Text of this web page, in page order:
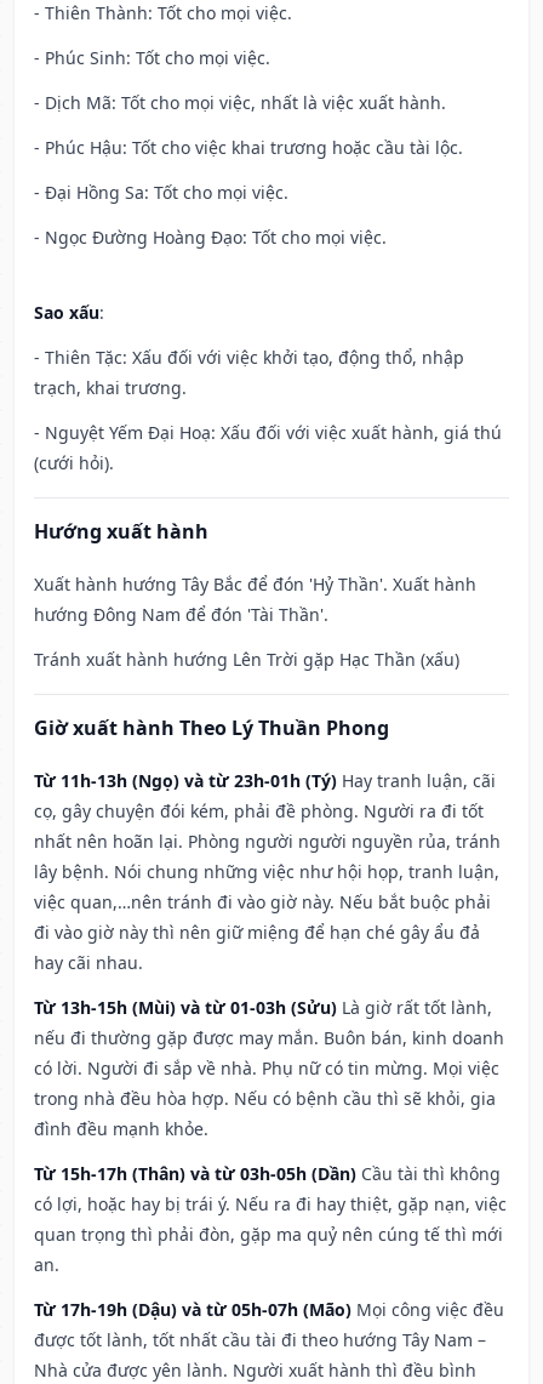
- Thiên Thành: Tốt cho mọi việc.
- Phúc Sinh: Tốt cho mọi việc.
- Dịch Mã: Tốt cho mọi việc, nhất là việc xuất hành.
- Phúc Hậu: Tốt cho việc khai trương hoặc cầu tài lộc.
- Đại Hồng Sa: Tốt cho mọi việc.
- Ngọc Đường Hoàng Đạo: Tốt cho mọi việc.
Sao xấu:
- Thiên Tặc: Xấu đối với việc khởi tạo, động thổ, nhập
trạch, khai trương.
- Nguyệt Yếm Đại Hoạ: Xấu đối với việc xuất hành, giá thú
(cưới hỏi).
Hướng xuất hành
Xuất hành hướng Tây Bắc để đón 'Hỷ Thần'. Xuất hành
hướng Đông Nam để đón 'Tài Thần'.
Tránh xuất hành hướng Lên Trời gặp Hạc Thần (xấu)
Giờ xuất hành Theo Lý Thuần Phong
Từ 11h-13h (Ngọ) và từ 23h-01h (Tý) Hay tranh luận, cãi
cọ, gây chuyện đói kém, phải đề phòng. Người ra đi tốt
nhất nên hoãn lại. Phòng người người nguyền rủa, tránh
lây bệnh. Nói chung những việc như hội họp, tranh luận,
việc quan,…nên tránh đi vào giờ này. Nếu bắt buộc phải
đi vào giờ này thì nên giữ miệng để hạn ché gây ẩu đả
hay cãi nhau.
Từ 13h-15h (Mùi) và từ 01-03h (Sửu) Là giờ rất tốt lành,
nếu đi thường gặp được may mắn. Buôn bán, kinh doanh
có lời. Người đi sắp về nhà. Phụ nữ có tin mừng. Mọi việc
trong nhà đều hòa hợp. Nếu có bệnh cầu thì sẽ khỏi, gia
đình đều mạnh khỏe.
Từ 15h-17h (Thân) và từ 03h-05h (Dần) Cầu tài thì không
có lợi, hoặc hay bị trái ý. Nếu ra đi hay thiệt, gặp nạn, việc
quan trọng thì phải đòn, gặp ma quỷ nên cúng tế thì mới
an.
Từ 17h-19h (Dậu) và từ 05h-07h (Mão) Mọi công việc đều
được tốt lành, tốt nhất cầu tài đi theo hướng Tây Nam –
Nhà cửa được yên lành. Người xuất hành thì đều bình